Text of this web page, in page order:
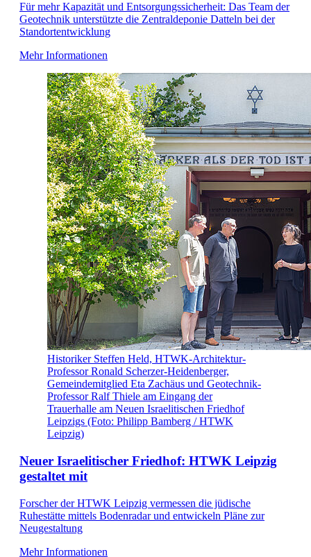
Für mehr Kapazität und Entsorgungssicherheit: Das Team der
Geotechnik unterstützte die Zentraldeponie Datteln bei der
Standortentwicklung
Mehr Informationen
Historiker Steffen Held, HTWK-Architektur-
Professor Ronald Scherzer-Heidenberger,
Gemeindemitglied Eta Zachäus und Geotechnik-
Professor Ralf Thiele am Eingang der
Trauerhalle am Neuen Israelitischen Friedhof
Leipzigs (Foto: Philipp Bamberg / HTWK
Leipzig)
Neuer Israelitischer Friedhof: HTWK Leipzig
gestaltet mit
Forscher der HTWK Leipzig vermessen die jüdische
Ruhestätte mittels Bodenradar und entwickeln Pläne zur
Neugestaltung
Mehr Informationen